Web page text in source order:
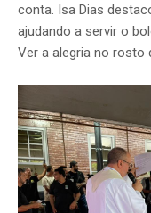
conta. Isa Dias
ajudando a servir o
Ver a alegria no rosto